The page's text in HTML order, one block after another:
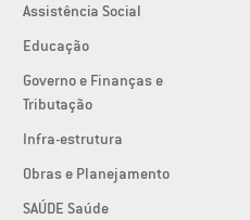
Assistência Social
Educação
Governo e Finanças e
Tributação
Infra-estrutura
Obras e Planejamento
SAÚDE Saúde